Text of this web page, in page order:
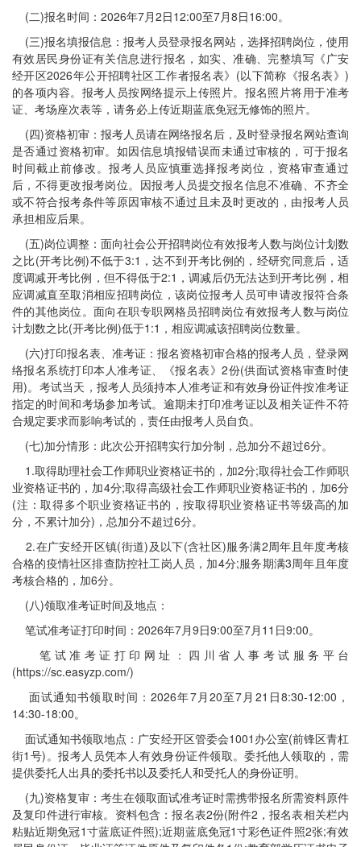
(二)报名时间：2026年7月2日12:00至7月8日16:00。
(三)报名填报信息：报考人员登录报名网站，选择招聘岗位，使用
有效居民身份证有关信息进行报名，如实、准确、完整填写《广安
经开区2026年公开招聘社区工作者报名表》(以下简称《报名表》)
的各项内容。报考人员按网络提示上传照片。报名照片将用于准考
证、考场座次表等，请务必上传近期蓝底免冠无修饰的照片。
(四)资格初审：报考人员请在网络报名后，及时登录报名网站查询
是否通过资格初审。如因信息填报错误而未通过审核的，可于报名
时间截止前修改。报考人员应慎重选择报考岗位，资格审查通过
后，不得更改报考岗位。因报考人员提交报名信息不准确、不齐全
或不符合报考条件等原因审核不通过且未及时更改的，由报考人员
承担相应后果。
(五)岗位调整：面向社会公开招聘岗位有效报考人数与岗位计划数
之比(开考比例)不低于3:1，达不到开考比例的，经研究同意后，适
度调减开考比例，但不得低于2:1，调减后仍无法达到开考比例，相
应调减直至取消相应招聘岗位，该岗位报考人员可申请改报符合条
件的其他岗位。面向在职专职网格员招聘岗位有效报考人数与岗位
计划数之比(开考比例)低于1:1，相应调减该招聘岗位数量。
(六)打印报名表、准考证：报名资格初审合格的报考人员，登录网
络报名系统打印本人准考证、《报名表》2份(供面试资格审查时使
用)。考试当天，报考人员须持本人准考证和有效身份证件按准考证
指定的时间和考场参加考试。逾期未打印准考证以及相关证件不符
合规定要求而影响考试的，责任由报考人员自负。
(七)加分情形：此次公开招聘实行加分制，总加分不超过6分。
1.取得助理社会工作师职业资格证书的，加2分;取得社会工作师职
业资格证书的，加4分;取得高级社会工作师职业资格证书的，加6分
(注：取得多个职业资格证书的，按取得职业资格证书等级高的加
分，不累计加分)，总加分不超过6分。
2.在广安经开区镇(街道)及以下(含社区)服务满2周年且年度考核
合格的疫情社区排查防控社工岗人员，加4分;服务期满3周年且年度
考核合格的，加6分。
(八)领取准考证时间及地点：
笔试准考证打印时间：2026年7月9日9:00至7月11日9:00。
笔试准考证打印网址：四川省人事考试服务平台
(https://sc.easyzp.com/)
面试通知书领取时间：2026年7月20至7月21日8:30-12:00，
14:30-18:00。
面试通知书领取地点：广安经开区管委会1001办公室(前锋区青杠
街1号)。报考人员凭本人有效身份证件领取。委托他人领取的，需
提供委托人出具的委托书以及委托人和受托人的身份证明。
(九)资格复审：考生在领取面试准考证时需携带报名所需资料原件
及复印件进行审核。资料包含：报名表2份(附件2，报名表相关栏内
粘贴近期免冠1寸蓝底证件照);近期蓝底免冠1寸彩色证件照2张;有效